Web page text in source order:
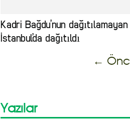
Kadri Bağdu’nun
İstanbul’da dağıtıldı
←
Yazılar